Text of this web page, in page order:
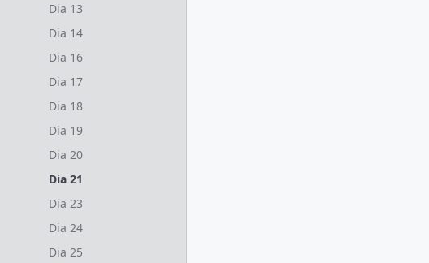
Dia 13
Dia 14
Dia 16
Dia 17
Dia 18
Dia 19
Dia 20
Dia 21
Dia 23
Dia 24
Dia 25